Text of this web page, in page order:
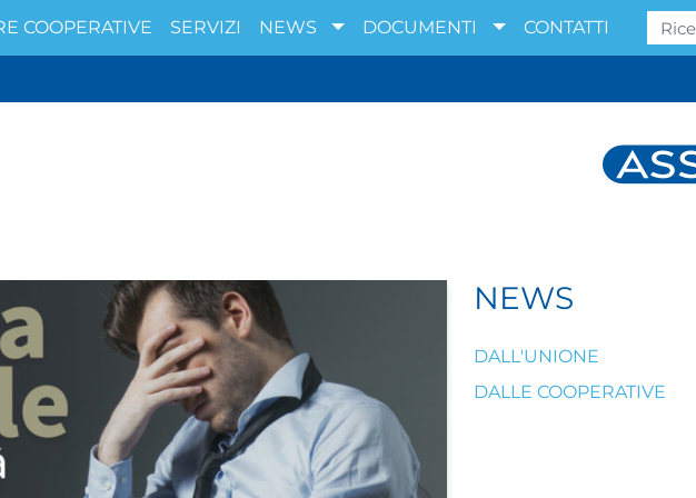
COOPERATIVE SERVIZI NEWS DOCUMENTI CONTATTI
NEWS
DALL'UNIONE
DALLE COOPERATIVE